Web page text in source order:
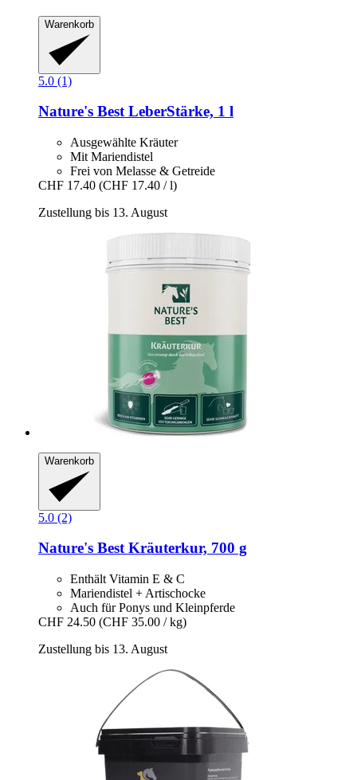
Warenkorb
5.0 (1)
Nature's BestLeberStärke, 1 l
Ausgewählte Kräuter
Mit Mariendistel
Frei von Melasse & Getreide
CHF 17.40 (CHF 17.40 / l)
Zustellung bis 13. August
Warenkorb
5.0 (2)
Nature's BestKräuterkur, 700 g
Enthält Vitamin E & C
Mariendistel + Artischocke
Auch für Ponys und Kleinpferde
CHF 24.50 (CHF 35.00 / kg)
Zustellung bis 13. August